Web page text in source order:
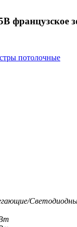
французское
потолочные